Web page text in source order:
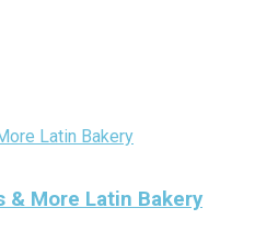
& More Latin Bakery